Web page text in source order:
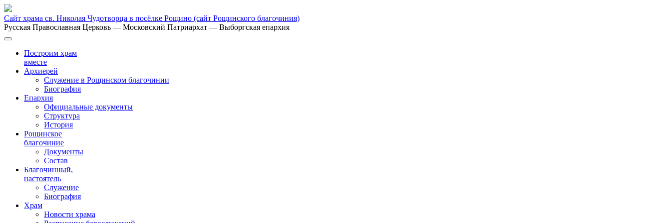
Сайт храма св. Николая Чудотворца в посёлке Рощино (сайт Рощинского благочиния)
Русская Православная Церковь — Московский Патриархат — Выборгская епархия
Построим храм
вместе
Архиерей
Служение в Рощинском благочинии
Биография
Епархия
Официальные документы
Структура
История
Рощинское
благочиние
Документы
Состав
Благочинный,
настоятель
Служение
Биография
Храм
Новости храма